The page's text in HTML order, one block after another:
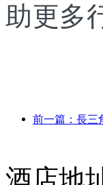
助更多
酒店地